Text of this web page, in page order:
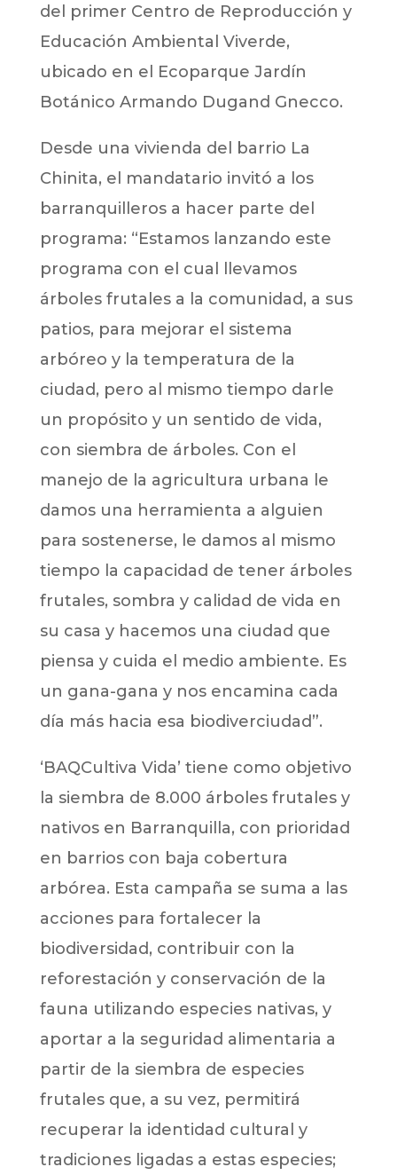
del primer Centro de Reproducción y
Educación Ambiental Viverde,
ubicado en el Ecoparque Jardín
Botánico Armando Dugand Gnecco.
Desde una vivienda del barrio La
Chinita, el mandatario invitó a los
barranquilleros a hacer parte del
programa: “Estamos lanzando este
programa con el cual llevamos
árboles frutales a la comunidad, a sus
patios, para mejorar el sistema
arbóreo y la temperatura de la
ciudad, pero al mismo tiempo darle
un propósito y un sentido de vida,
con siembra de árboles. Con el
manejo de la agricultura urbana le
damos una herramienta a alguien
para sostenerse, le damos al mismo
tiempo la capacidad de tener árboles
frutales, sombra y calidad de vida en
su casa y hacemos una ciudad que
piensa y cuida el medio ambiente. Es
un gana-gana y nos encamina cada
día más hacia esa biodiverciudad”.
‘BAQCultiva Vida’ tiene como objetivo
la siembra de 8.000 árboles frutales y
nativos en Barranquilla, con prioridad
en barrios con baja cobertura
arbórea. Esta campaña se suma a las
acciones para fortalecer la
biodiversidad, contribuir con la
reforestación y conservación de la
fauna utilizando especies nativas, y
aportar a la seguridad alimentaria a
partir de la siembra de especies
frutales que, a su vez, permitirá
recuperar la identidad cultural y
tradiciones ligadas a estas especies;